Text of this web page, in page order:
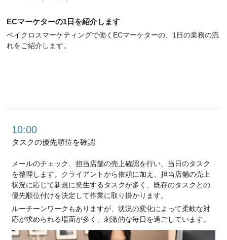
ECマーケターの1日を紹介します
ベイクロスマーケティングで働くECマーケターの、 1日の業務の流
れをご紹介します。
10:00
タスクの優先順位を確認
メールのチェック、担当店舗の売上確認を行い、当日のタスク
を整理します。クライアントから依頼に加え、担当店舗の売上
状況に応じて新規に発生するタスクが多く、既存のタスクとの
優先順位付けを決定して作業に取り掛かります。
ルーチーンワークもありますが、状況の変化によって柔軟な対
応が求められる場面が多く、刺激的な毎日を過ごしています。